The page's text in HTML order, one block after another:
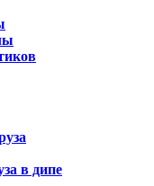
в дипе